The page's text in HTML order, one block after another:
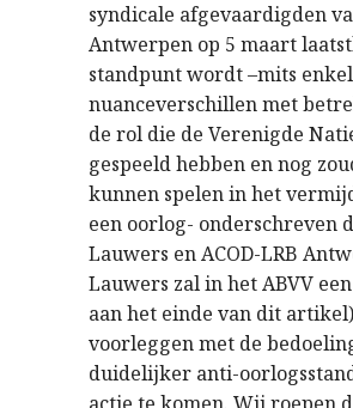
syndicale afgevaardigden
Antwerpen op 5 maart
standpunt wordt –mits
nuanceverschillen met
de rol die de Verenigde
gespeeld hebben en nog
kunnen spelen in het
een oorlog- onderschreven
Lauwers en ACOD-LRB
Lauwers zal in het ABVV
aan het einde van dit artikel)
voorleggen met de
duidelijker anti-